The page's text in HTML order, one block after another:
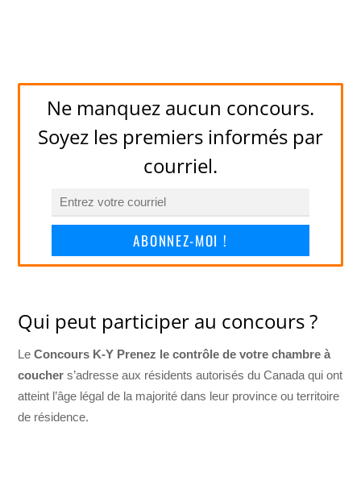
Ne manquez aucun concours.
Soyez les premiers informés par
courriel.
ABONNEZ-MOI !
Qui peut participer au concours ?
LeConcours K-Y Prenez le contrôle de votre chambre à
coucher s’adresse aux résidents autorisés du Canada qui ont
atteint l’âge légal de la majorité dans leur province ou territoire
de résidence.